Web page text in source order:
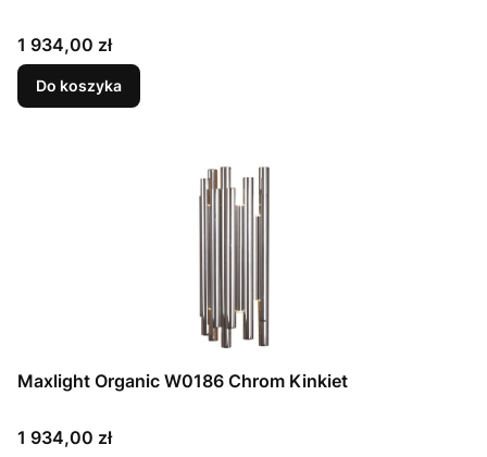
Cena
1 934,00 zł
Do koszyka
Maxlight Organic W0186 Chrom Kinkiet
Cena
1 934,00 zł